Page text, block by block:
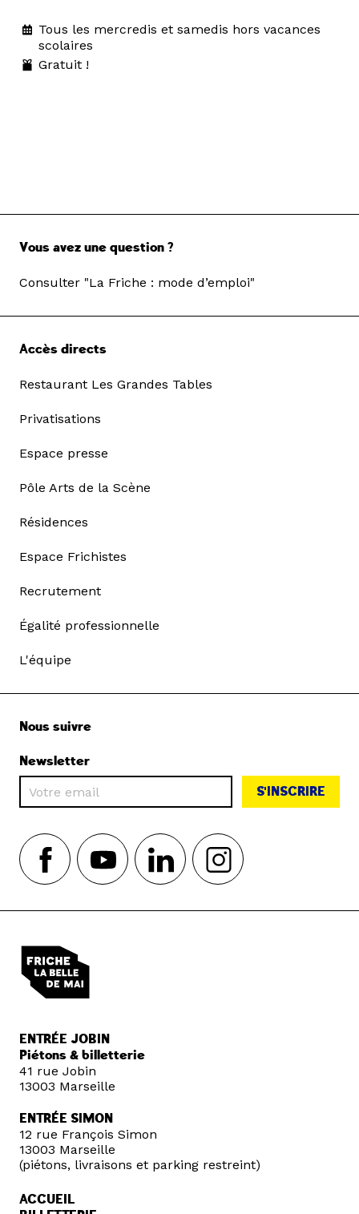
Tous les mercredis et samedis hors vacances
scolaires
Gratuit !
Vous avez une question ?
Consulter "La Friche : mode d’emploi"
Accès directs
Restaurant Les Grandes Tables
Privatisations
Espace presse
Pôle Arts de la Scène
Résidences
Espace Frichistes
Recrutement
Égalité professionnelle
L'équipe
Nous suivre
Newsletter
S'INSCRIRE
ENTRÉE JOBIN
Piétons & billetterie
41 rue Jobin
13003 Marseille
ENTRÉE SIMON
12 rue François Simon
13003 Marseille
(piétons, livraisons et parking restreint)
ACCUEIL